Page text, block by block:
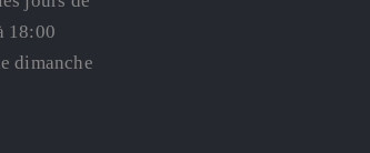
18:00
dimanche